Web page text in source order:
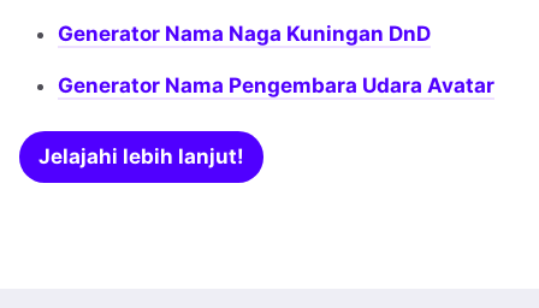
Generator Nama Naga Kuningan DnD
Generator Nama Pengembara Udara Avatar
Jelajahi lebih lanjut!